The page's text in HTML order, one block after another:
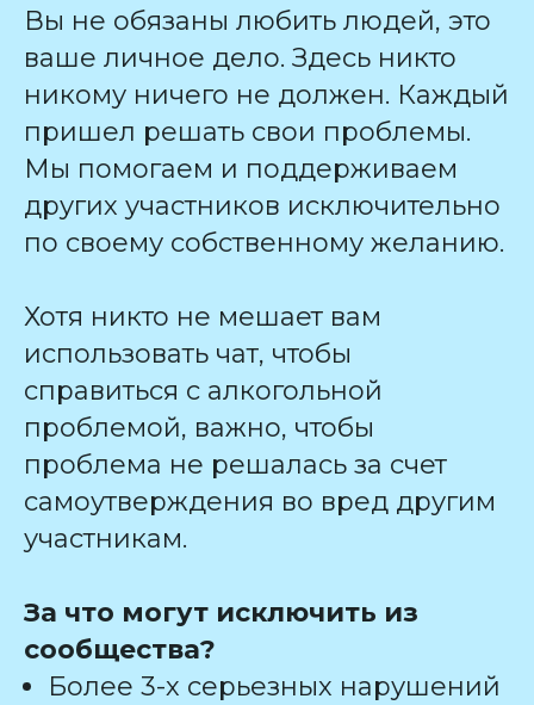
Вы не обязаны любить людей, это
ваше личное дело. Здесь никто
никому ничего не должен. Каждый
пришел решать свои проблемы.
Мы помогаем и поддерживаем
других участников исключительно
по своему собственному желанию.
Хотя никто не мешает вам
использовать чат, чтобы
справиться с алкогольной
проблемой, важно, чтобы
проблема не решалась за счет
самоутверждения во вред другим
участникам.
За что могут исключить из
сообщества?
Более 3-х серьезных нарушений